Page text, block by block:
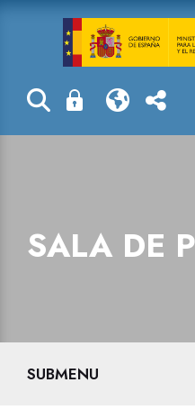
Sala
SALA DE
SUBMENU